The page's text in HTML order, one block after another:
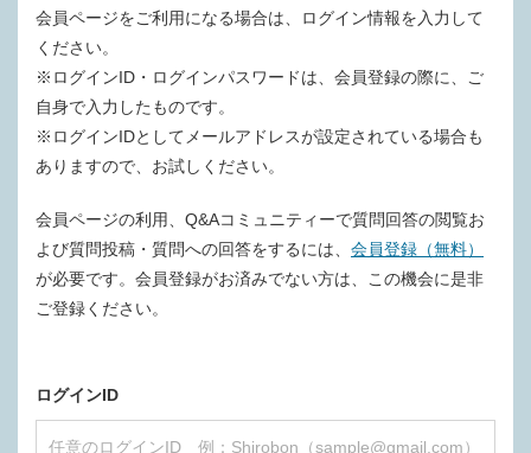
会員ページをご利用になる場合は、ログイン情報を入力して
ください。
※ログインID・ログインパスワードは、会員登録の際に、ご
自身で入力したものです。
※ログインIDとしてメールアドレスが設定されている場合も
ありますので、お試しください。
会員ページの利用、Q&Aコミュニティーで質問回答の閲覧お
よび質問投稿・質問への回答をするには、 会員登録（無料）
が必要です。会員登録がお済みでない方は、この機会に是非
ご登録ください。
ログインID